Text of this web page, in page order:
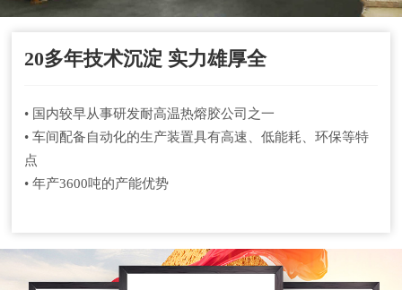
20多年技术沉淀 实力雄厚全
• 国内较早从事研发耐高温热熔胶公司之一
• 车间配备自动化的生产装置具有高速、低能耗、环保等特
点
• 年产3600吨的产能优势